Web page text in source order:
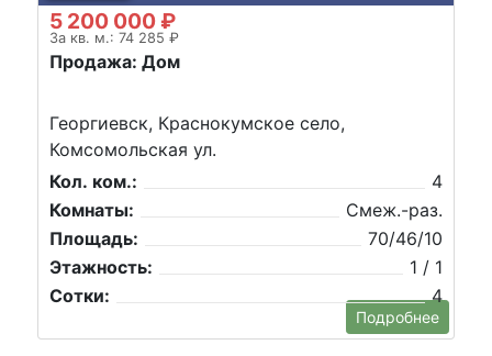
5 200 000 ₽
За кв. м.: 74 285 ₽
Продажа: Дом
Георгиевск, Краснокумское село,
Комсомольская ул.
Кол. ком.:
4
Комнаты:
Смеж.-раз.
Площадь:
70/46/10
Этажность:
1 / 1
Сотки:
4
Подробнее